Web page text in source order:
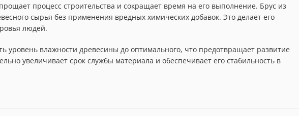
процесс строительства и сокращает время на его выполнение. Брус из
сырья без применения вредных химических добавок. Это делает его
людей.
уровень влажности древесины до оптимального, что предотвращает развитие
увеличивает срок службы материала и обеспечивает его стабильность в